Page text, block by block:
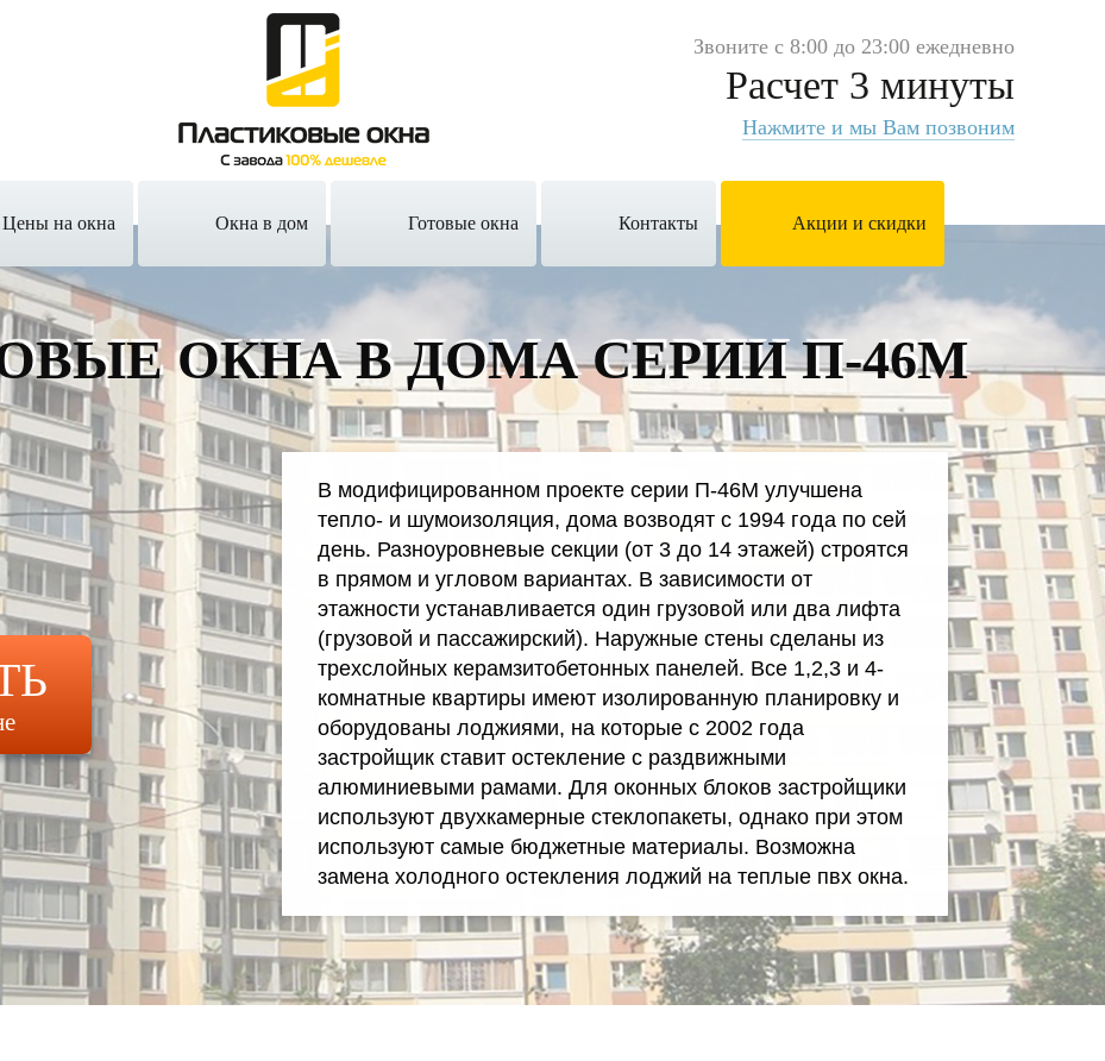
Звоните с 8:00 до 23:00 ежедневно
Расчет 3 минуты
Нажмите и мы Вам позвоним
Цены на окна Окна в дом Готовые окна Контакты Акции и скидки
ОКНАВ ДОМА СЕРИИ П-46М
В модифицированном проекте серии П-46М улучшена
тепло- и шумоизоляция, дома возводят с 1994 года по сей
день. Разноуровневые секции (от 3 до 14 этажей) строятся
в прямом и угловом вариантах. В зависимости от
этажности устанавливается один грузовой или два лифта
(грузовой и пассажирский). Наружные стены сделаны из
трехслойных керамзитобетонных панелей. Все 1,2,3 и 4-
комнатные квартиры имеют изолированную планировку и
оборудованы лоджиями, на которые с 2002 года
застройщик ставит остекление с раздвижными
алюминиевыми рамами. Для оконных блоков застройщики
используют двухкамерные стеклопакеты, однако при этом
используют самые бюджетные материалы. Возможна
замена холодного остекления лоджий на теплые пвх окна.